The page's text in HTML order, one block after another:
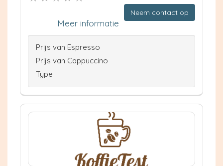
Neem contact op
Meer informatie
Prijs van Espresso
Prijs van Cappuccino
Type